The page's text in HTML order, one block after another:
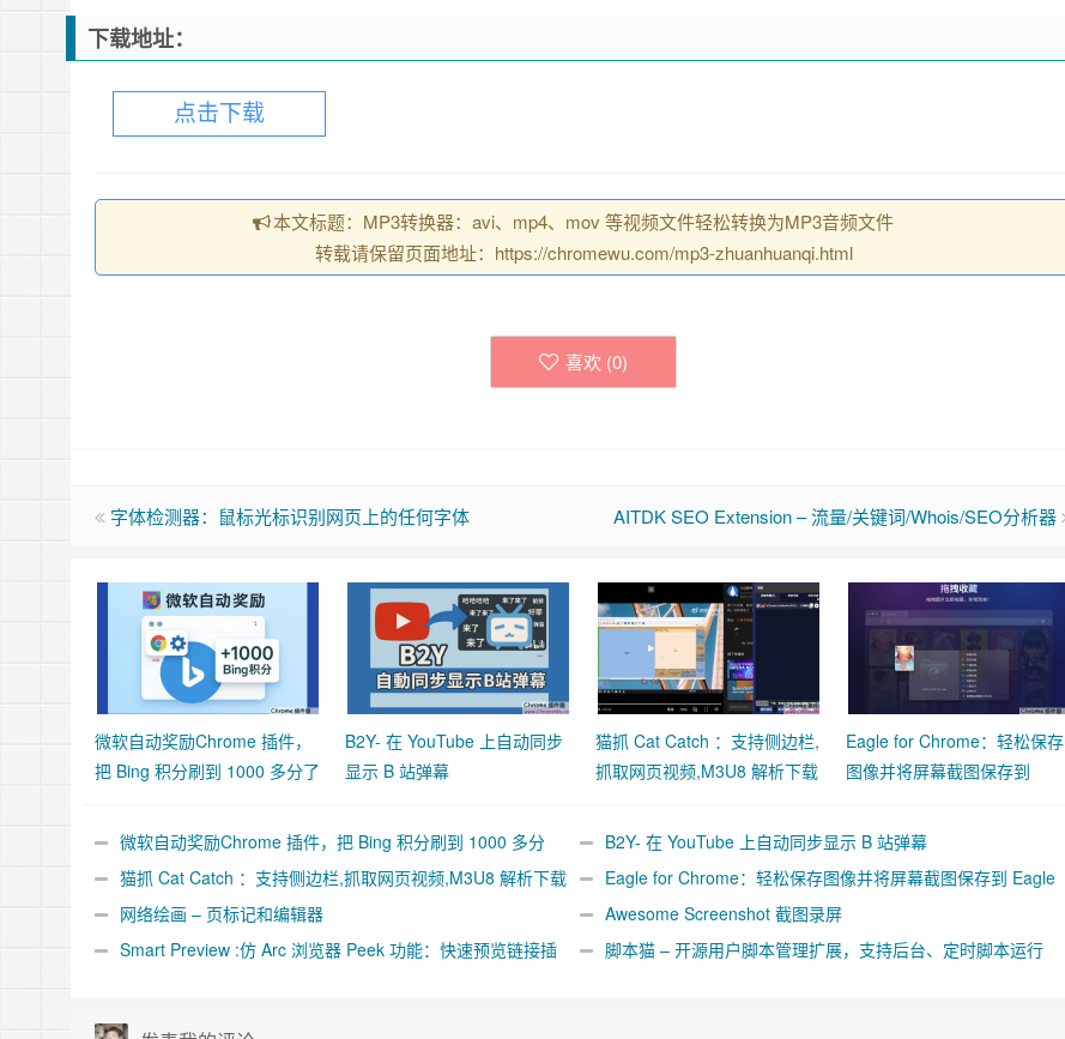
下载地址：
点击下载
本文标题：MP3转换器：avi、mp4、mov 等视频文件轻松转换为MP3音频文件
转载请保留页面地址：https://chromewu.com/mp3-zhuanhuanqi.html
喜欢 (0)
字体检测器：鼠标光标识别网页上的任何字体 AITDK SEO Extension – 流量/关键词/Whois/SEO分析器
微软自动奖励Chrome 插件，
把 Bing 积分刷到 1000 多分了
B2Y- 在 YouTube 上自动同步
显示 B 站弹幕
猫抓 Cat Catch ：支持侧边栏,
抓取网页视频,M3U8 解析下载
Eagle for Chrome：轻松保存
图像并将屏幕截图保存到
微软自动奖励Chrome 插件，把 Bing 积分刷到 1000 多分
了
B2Y- 在 YouTube 上自动同步显示 B 站弹幕
猫抓 Cat Catch ：支持侧边栏,抓取网页视频,M3U8 解析下载
合并工具
Eagle for Chrome：轻松保存图像并将屏幕截图保存到 Eagle
App
网络绘画 – 页标记和编辑器
Awesome Screenshot 截图录屏
Smart Preview :仿 Arc 浏览器 Peek 功能：快速预览链接插
脚本猫 – 开源用户脚本管理扩展，支持后台、定时脚本运行